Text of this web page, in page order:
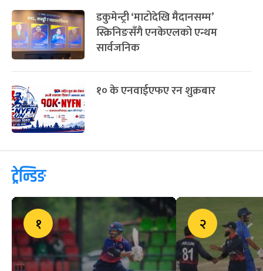
डकुमेन्ट्री ‘माटोदेखि मैदानसम्म’
स्क्रिनिङसँगै एनकेएलको एन्थम
सार्वजनिक
१० के एनवाईएफए रन शुक्रबार
ट्रेन्डिङ
१ २